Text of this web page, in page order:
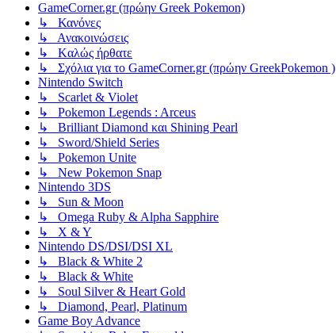
GameCorner.gr (πρώην Greek Pokemon)
↳ Κανόνες
↳ Ανακοινώσεις
↳ Kαλώς ήρθατε
↳ Σχόλια για το GameCorner.gr (πρώην GreekPokemon )
Nintendo Switch
↳ Scarlet & Violet
↳ Pokemon Legends : Arceus
↳ Brilliant Diamond και Shining Pearl
↳ Sword/Shield Series
↳ Pokemon Unite
↳ New Pokemon Snap
Nintendo 3DS
↳ Sun & Moon
↳ Omega Ruby & Alpha Sapphire
↳ X & Y
Nintendo DS/DSI/DSI XL
↳ Black & White 2
↳ Black & White
↳ Soul Silver & Heart Gold
↳ Diamond, Pearl, Platinum
Game Boy Advance